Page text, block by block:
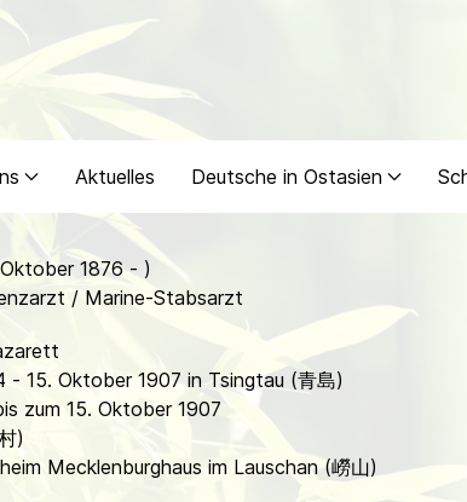
Aktuelles Deutsche in Ostasien
1876 - )
/ Marine-Stabsarzt
- 15. Oktober 1907 in Tsingtau (青島)
zum 15. Oktober 1907
)
Mecklenburghaus im Lauschan (嶗山)